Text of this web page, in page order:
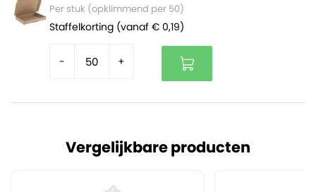
Per stuk (opklimmend per 50)
Staffelkorting (vanaf € 0,19)
- +
Vergelijkbare producten